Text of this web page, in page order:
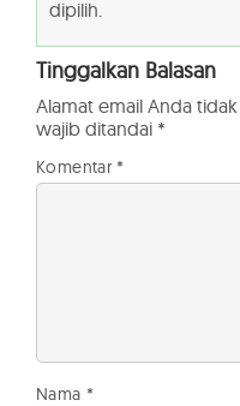
dipilih.
Tinggalkan Balasan
Alamat email Anda
wajib ditandai *
Komentar *
Nama *